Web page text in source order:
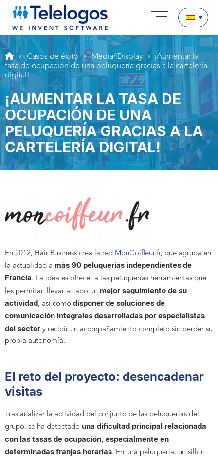
Aller au texte
Aller au menu
Pasar a contenido
Menú principal
Casos de éxito Media4Display
¡Aumentar la
tasa de ocupación de una peluquería gracias a la cartelería
digital!
¡AUMENTAR LA TASA DE
OCUPACIÓN DE UNA
PELUQUERÍA GRACIAS A LA
CARTELERÍA DIGITAL!
En 2012, Hair Business crea la red MonCoiffeur.fr, que agrupa en
la actualidad a más 90 peluquerías independientes de
Francia. La idea es ofrecer a las peluquerías herramientas que
les permitan llevar a cabo un mejor seguimiento de su
actividad, así como disponer de soluciones de
comunicación integrales desarrolladas por especialistas
del sector y recibir un acompañamiento completo sin perder su
propia autonomía.
El reto del proyecto: desencadenar
visitas
Tras analizar la actividad del conjunto de las peluquerías del
grupo, se ha detectado una dificultad principal relacionada
con las tasas de ocupación, especialmente en
determinadas franjas horarias. En una peluquería, un sillón